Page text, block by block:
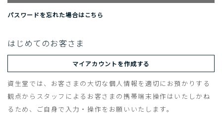
パスワードを忘れた場合はこちら
はじめてのお客さま
マイアカウントを作成する
資生堂では、お客さまの大切な個人情報を適切にお預かりする
観点からスタッフによるお客さまの携帯端末操作はいたしかね
るため、ご自身で入力・操作をお願いいたします。